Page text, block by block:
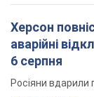
Херсон
аварійні
6 серпня
Росіяни